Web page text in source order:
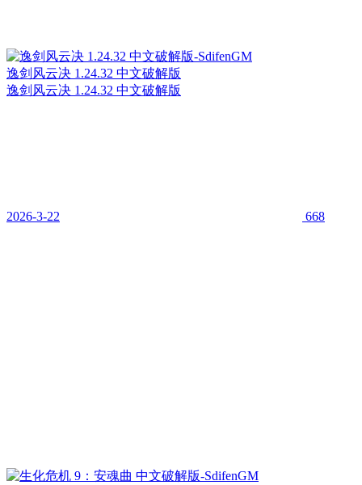
逸剑风云决 1.24.32 中文破解版
逸剑风云决 1.24.32 中文破解版
2026-3-22 668